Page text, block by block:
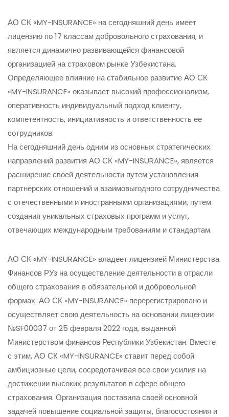
АО СК «MY-INSURANCE» на сегодняшний день имеет
лицензию по 17 классам добровольного страхования, и
является динамично развивающейся финансовой
организацией на страховом рынке Узбекистана.
Определяющее влияние на стабильное развитие АО СК
«MY-INSURANCE» оказывает высокий профессионализм,
оперативность индивидуальный подход клиенту,
компетентность, инициативность и ответственность ее
сотрудников.
На сегодняшний день одним из основных стратегических
направлений развития АО СК «MY-INSURANCE», является
расширение своей деятельности путем установления
партнерских отношений и взаимовыгодного сотрудничества
с отечественными и иностранными организациями, путем
создания уникальных страховых программ и услуг,
отвечающих международным требованиям и стандартам.
АО СК «MY-INSURANCE» владеет лицензией Министерства
Финансов РУз на осуществление деятельности в отрасли
общего страхования в обязательной и добровольной
формах. АО СК «MY-INSURANCE» перерегистрировано и
осуществляет свою деятельность на основании лицензии
№SF00037 от 25 февраля 2022 года, выданной
Министерством финансов Республики Узбекистан. Вместе
с этим, АО СК «MY-INSURANCE» ставит перед собой
амбициозные цели, сосредотачивая все свои усилия на
достижении высоких результатов в сфере общего
страхования. Организация поставила своей основной
задачей повышение социальной защиты, благосостояния и